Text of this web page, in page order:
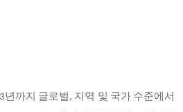
년까지 글로벌, 지역 및 국가 수준에서